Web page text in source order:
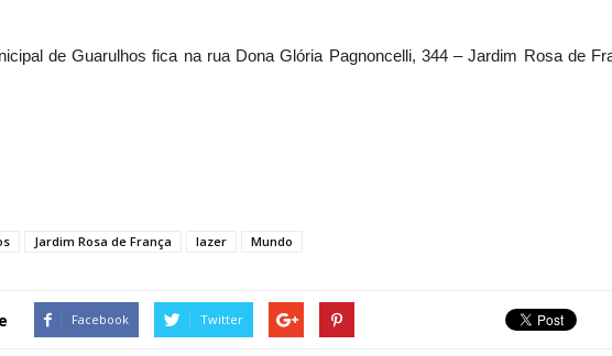
de Guarulhos fica na rua Dona Glória Pagnoncelli, 344 – Jardim Rosa de
Jardim Rosa de França lazer Mundo
Facebook Twitter